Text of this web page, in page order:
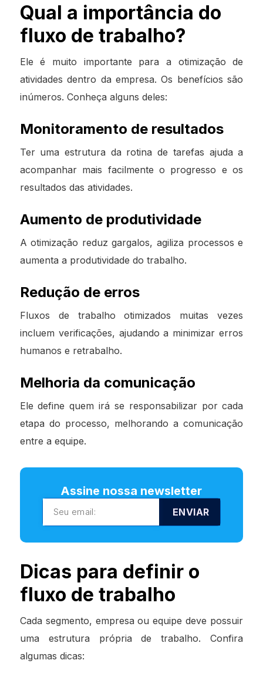
Qual a importância do
fluxo de trabalho?
Ele é muito importante para a otimização de
atividades dentro da empresa. Os benefícios são
inúmeros. Conheça alguns deles:
Monitoramento de resultados
Ter uma estrutura da rotina de tarefas ajuda a
acompanhar mais facilmente o progresso e os
resultados das atividades.
Aumento de produtividade
A otimização reduz gargalos, agiliza processos e
aumenta a produtividade do trabalho.
Redução de erros
Fluxos de trabalho otimizados muitas vezes
incluem verificações, ajudando a minimizar erros
humanos e retrabalho.
Melhoria da comunicação
Ele define quem irá se responsabilizar por cada
etapa do processo, melhorando a comunicação
entre a equipe.
Assine nossa newsletter
ENVIAR
Dicas para definir o
fluxo de trabalho
Cada segmento, empresa ou equipe deve possuir
uma estrutura própria de trabalho. Confira
algumas dicas: